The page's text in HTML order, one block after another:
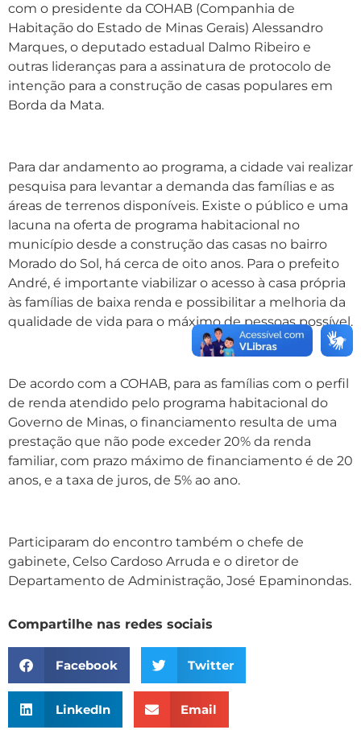
com o presidente da COHAB (Companhia de
Habitação do Estado de Minas Gerais) Alessandro
Marques, o deputado estadual Dalmo Ribeiro e
outras lideranças para a assinatura de protocolo de
intenção para a construção de casas populares em
Borda da Mata.
Para dar andamento ao programa, a cidade vai realizar
pesquisa para levantar a demanda das famílias e as
áreas de terrenos disponíveis. Existe o público e uma
lacuna na oferta de programa habitacional no
município desde a construção das casas no bairro
Morado do Sol, há cerca de oito anos. Para o prefeito
André, é importante viabilizar o acesso à casa própria
às famílias de baixa renda e possibilitar a melhoria da
qualidade de vida para o máximo de pessoas possível.
De acordo com a COHAB, para as famílias com o perfil
de renda atendido pelo programa habitacional do
Governo de Minas, o financiamento resulta de uma
prestação que não pode exceder 20% da renda
familiar, com prazo máximo de financiamento é de 20
anos, e a taxa de juros, de 5% ao ano.
Participaram do encontro também o chefe de
gabinete, Celso Cardoso Arruda e o diretor de
Departamento de Administração, José Epaminondas.
Compartilhe nas redes sociais
Facebook Twitter
LinkedIn Email